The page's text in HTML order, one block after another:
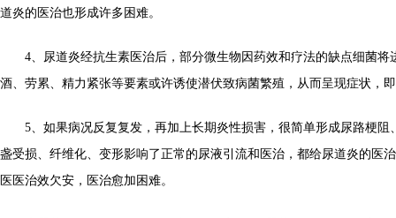
道炎的医治也形成许多困难。
4、尿道炎经抗生素医治后，部分微生物因药效和疗法的缺点细菌将
酒、劳累、精力紧张等要素或许诱使潜伏致病菌繁殖，从而呈现症状，
5、如果病况反复复发，再加上长期炎性损害，很简单形成尿路梗阻
盏受损、纤维化、变形影响了正常的尿液引流和医治，都给尿道炎的医
医医治效欠安，医治愈加困难。